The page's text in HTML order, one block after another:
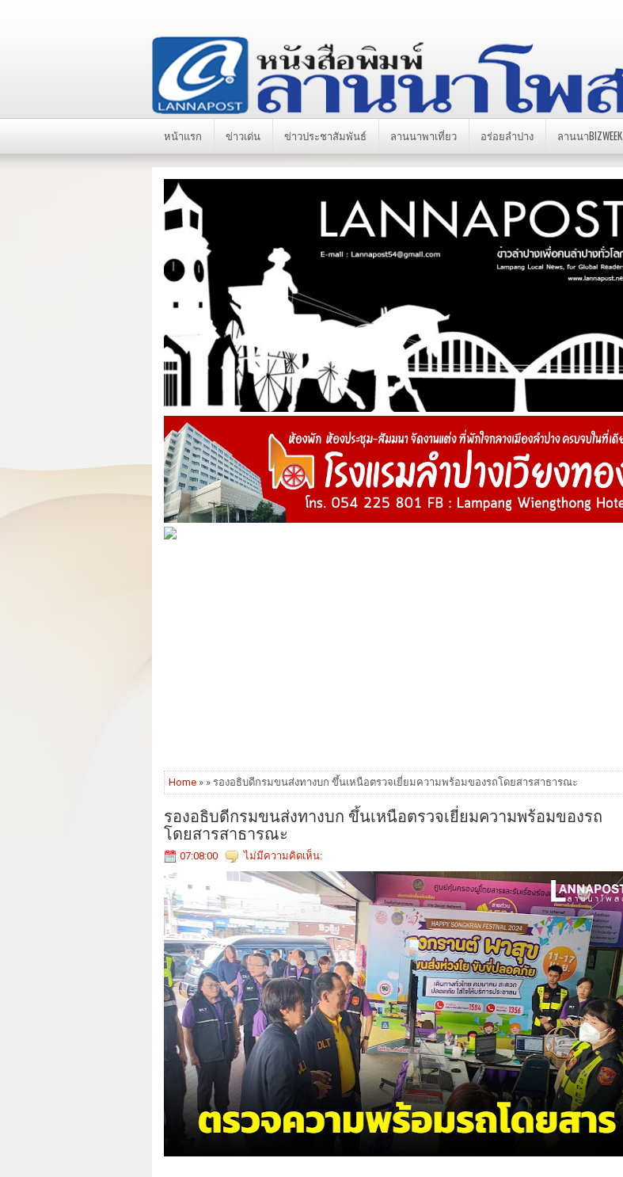
หน้าแรก ข่าวเด่น ข่าวประชาสัมพันธ์ ลานนาพาเที่ยว อร่อยลำปาง ลานนาBIZWEEK
Home » » รองอธิบดีกรมขนส่งทางบก ขึ้นเหนือตรวจเยี่ยมความพร้อมของรถโดยสารสาธารณะ
รองอธิบดีกรมขนส่งทางบก ขึ้นเหนือตรวจเยี่ยมความพร้อมของรถ
โดยสารสาธารณะ
07:08:00 ไม่มีความคิดเห็น: